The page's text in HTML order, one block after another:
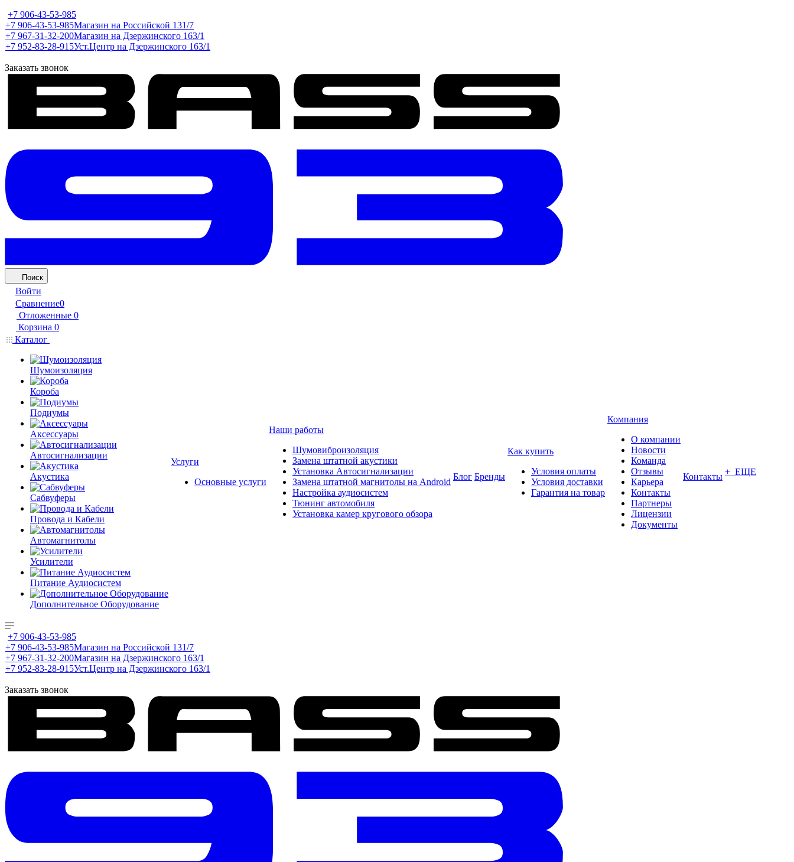
+7 906-43-53-985
+7 906-43-53-985Магазин на Российской 131/7
+7 967-31-32-200Магазин на Дзержинского 163/1
+7 952-83-28-915Уст.Центр на Дзержинского 163/1
Заказать звонок
Поиск
Войти
Сравнение0
Отложенные 0
Корзина 0
Каталог
Шумоизоляция
Короба
Подиумы
Аксессуары
Автосигнализации
Акустика
Сабвуферы
Провода и Кабели
Автомагнитолы
Усилители
Питание Аудиосистем
Дополнительное Оборудование
Услуги
Основные услуги
Наши работы
Шумовиброизоляция
Замена штатной акустики
Установка Автосигнализации
Замена штатной магнитолы на Android
Настройка аудиосистем
Тюнинг автомобиля
Установка камер кругового обзора
Блог Бренды
Как купить
Условия оплаты
Условия доставки
Гарантия на товар
Компания
О компании
Новости
Команда
Отзывы
Карьера
Контакты
Партнеры
Лицензии
Документы
Контакты + ЕЩЕ
+7 906-43-53-985
+7 906-43-53-985Магазин на Российской 131/7
+7 967-31-32-200Магазин на Дзержинского 163/1
+7 952-83-28-915Уст.Центр на Дзержинского 163/1
Заказать звонок